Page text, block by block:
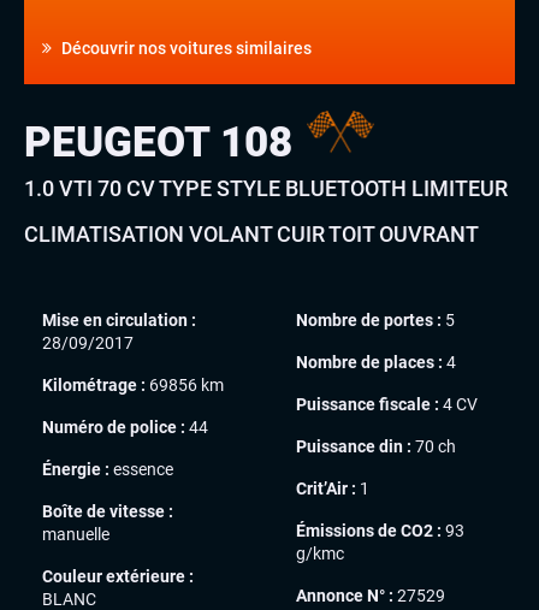
Découvrir nos voitures similaires
PEUGEOT 108
1.0 VTI 70 CV TYPE STYLE BLUETOOTH LIMITEUR
CLIMATISATION VOLANT CUIR TOIT OUVRANT
Mise en circulation :
28/09/2017
Kilométrage : 69856 km
Numéro de police : 44
Énergie : essence
Boîte de vitesse :
manuelle
Couleur extérieure :
BLANC
Nombre de portes : 5
Nombre de places : 4
Puissance fiscale : 4 CV
Puissance din : 70 ch
Crit’Air : 1
Émissions de CO2 : 93
g/kmc
Annonce N° : 27529